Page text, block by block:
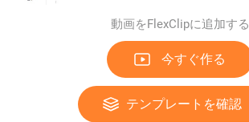
動画をFlexClipに追加する
今すぐ作る
テンプレートを確認